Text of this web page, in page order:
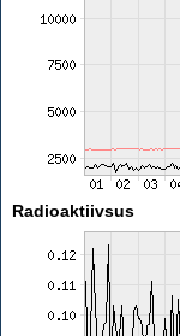
Radioaktiivsus